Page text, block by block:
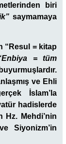
biri
saymamaya
“Resul = kitap
= tüm
ve Ehli
İslam’la
hadislerde
Hz. Mehdi’nin
Siyonizm’in